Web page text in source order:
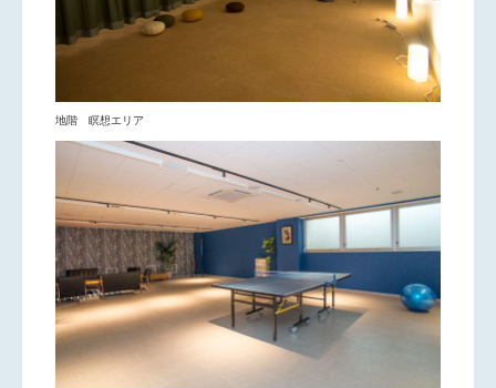
地階 瞑想エリア